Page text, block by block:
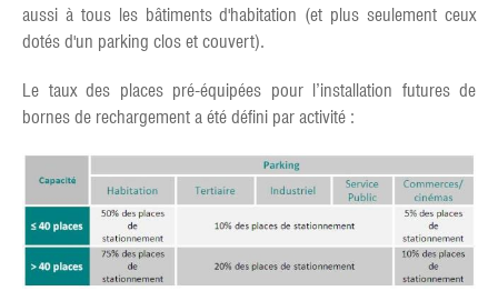
aussi à tous les bâtiments d'habitation (et plus seulement ceux
dotés d'un parking clos et couvert).
Le taux des places pré-équipées pour l’installation futures de
bornes de rechargement a été défini par activité :